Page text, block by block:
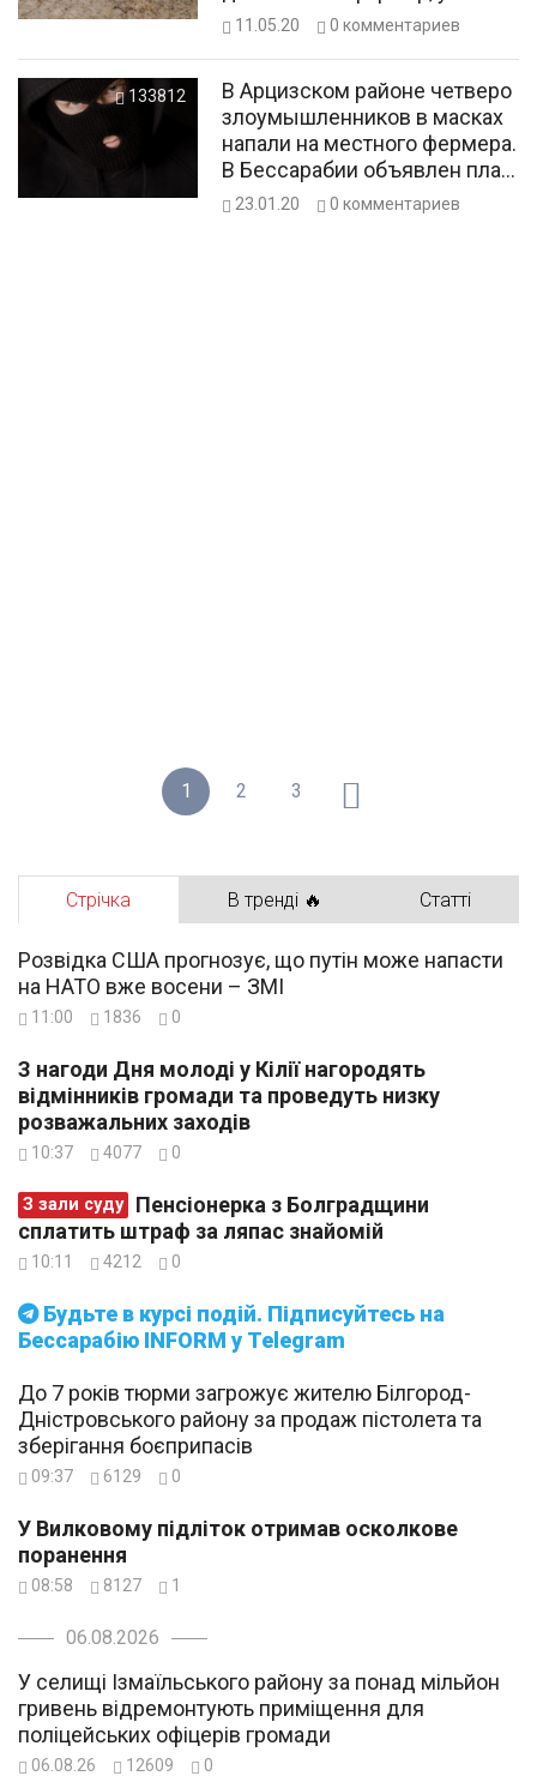
которого сгорел весь урожай
11.05.20 0 комментариев
133812
В Арцизском районе четверо
злоумышленников в масках
напали на местного фермера.
В Бессарабии объявлен план
«Перехват»
23.01.20 0 комментариев
1 2 3
Стрічка В тренді 🔥 Статті
Будьте в курсі подій. Підписуйтесь на
Бессарабію INFORM у Telegram
Розвідка США прогнозує, що путін може напасти
на НАТО вже восени – ЗМІ
11:00 1836 0
З нагоди Дня молоді у Кілії нагородять
відмінників громади та проведуть низку
розважальних заходів
10:37 4077 0
З зали суду
сплатить штраф за ляпас знайомій
10:11 4212 0
До 7 років тюрми загрожує жителю Білгород-
Дністровського району за продаж пістолета та
зберігання боєприпасів
09:37 6129 0
У Вилковому підліток отримав осколкове
поранення
08:58 8127 1
06.08.2026
У селищі Ізмаїльського району за понад мільйон
гривень відремонтують приміщення для
поліцейських офіцерів громади
06.08.26 12609 0